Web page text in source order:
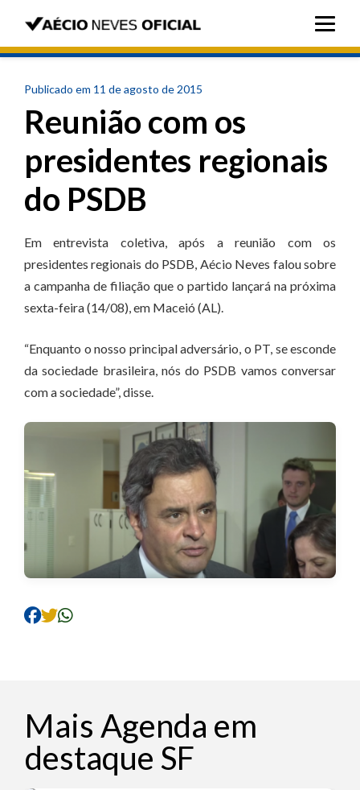
Publicado em 11 de agosto de 2015
Reunião com os
presidentes regionais
do PSDB
Em entrevista coletiva, após a reunião com os
presidentes regionais do PSDB, Aécio Neves falou sobre
a campanha de filiação que o partido lançará na próxima
sexta-feira (14/08), em Maceió (AL).
“Enquanto o nosso principal adversário, o PT, se esconde
da sociedade brasileira, nós do PSDB vamos conversar
com a sociedade”, disse.
Mais Agenda em
destaque SF